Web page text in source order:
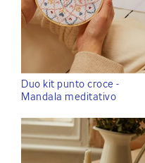
Duo kit punto croce -
Mandala meditativo